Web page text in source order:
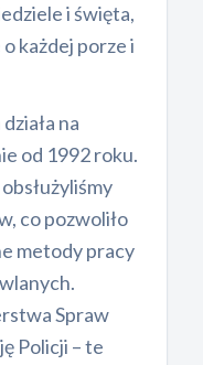
i święta,
każdej porze i
na
od 1992 roku.
co pozwoliło
metody pracy
Spraw
Policji – te